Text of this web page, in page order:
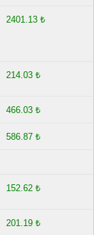
2401.13 ₺
214.03 ₺
466.03 ₺
586.87 ₺
152.62 ₺
201.19 ₺